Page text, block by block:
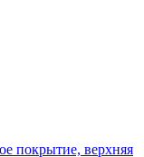
покрытие, верхняя